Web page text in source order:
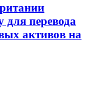
для перевода
активов на